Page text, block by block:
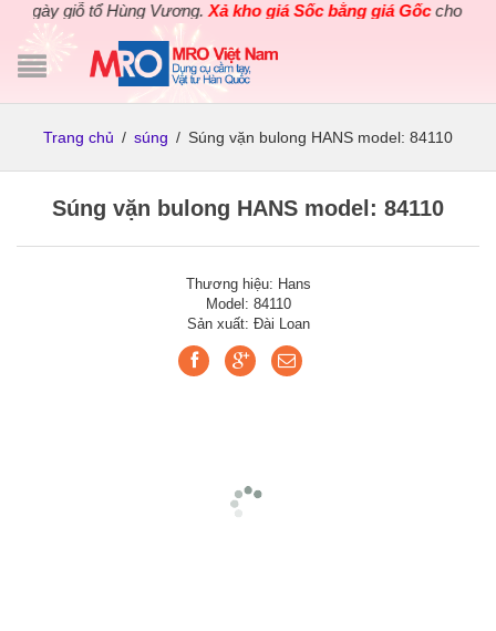
giỗ tổ Hùng Vương.Xả kho giá Sốc bằng giá Gốccho các
Trang chủ / súng / Súng vặn bulong HANS model: 84110
Súng vặn bulong HANS model: 84110
Thương hiệu: Hans
Model: 84110
Sản xuất: Đài Loan